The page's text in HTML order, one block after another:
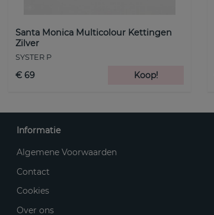
Santa Monica Multicolour Kettingen
Zilver
SYSTER P
€ 69 Koop!
Informatie
Algemene Voorwaarden
Contact
Cookies
Over ons